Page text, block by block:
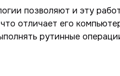
позволяют и эту
отличает его
рутинные